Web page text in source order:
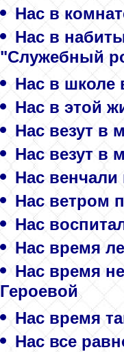
Нас в
Нас в
"Служебный
Нас в школе
Нас в этой
Нас везут в
Нас везут в
Нас венчали
Нас ветром
Нас
Нас время
Нас время
Героевой
Нас время
Нас все